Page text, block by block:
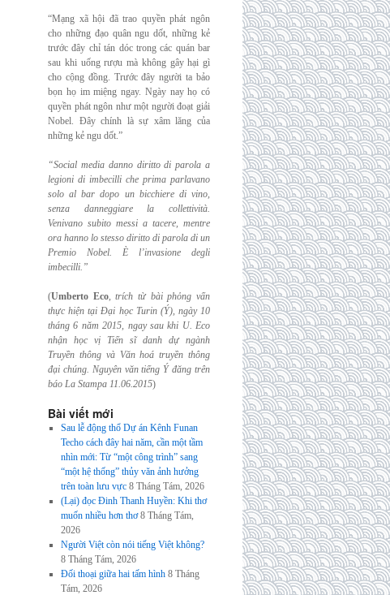
“Mạng xã hội đã trao quyền phát ngôn
cho những đạo quân ngu dốt, những kẻ
trước đây chỉ tán dóc trong các quán bar
sau khi uống rượu mà không gây hại gì
cho cộng đồng. Trước đây người ta bảo
bọn họ im miệng ngay. Ngày nay họ có
quyền phát ngôn như một người đoạt giải
Nobel. Đây chính là sự xâm lăng của
những kẻ ngu dốt.”
“Social media danno diritto di parola a
legioni di imbecilli che prima parlavano
solo albar dopo un bicchiere di vino,
senza danneggiare la collettività.
Venivano subito messi a tacere, mentre
ora hanno lo stesso diritto di parola di un
Premio Nobel. È l’invasione degli
imbecilli.”
(Umberto Eco,trích từ bài phỏng vấn
thực hiện tại Đại học Turin (Ý), ngày 10
tháng 6 năm 2015, ngay sau khi U. Eco
nhận học vị Tiến sĩ danh dự ngành
Truyền thông và Văn hoá truyền thông
đại chúng. Nguyên văn tiếng Ý đăng trên
báo La Stampa 11.06.2015)
Bài viết mới
Sau lễ động thổ Dự án Kênh Funan
Techo cách đây hai năm, cần một tầm
nhìn mới: Từ “một công trình” sang
“một hệ thống” thủy văn ảnh hưởng
trên toàn lưu vực 8 Tháng Tám, 2026
(Lại) đọc Đinh Thanh Huyền: Khi thơ
muốn nhiều hơn thơ 8 Tháng Tám,
2026
Người Việt còn nói tiếng Việt không?
8 Tháng Tám, 2026
Đối thoại giữa hai tấm hình 8 Tháng
Tám, 2026